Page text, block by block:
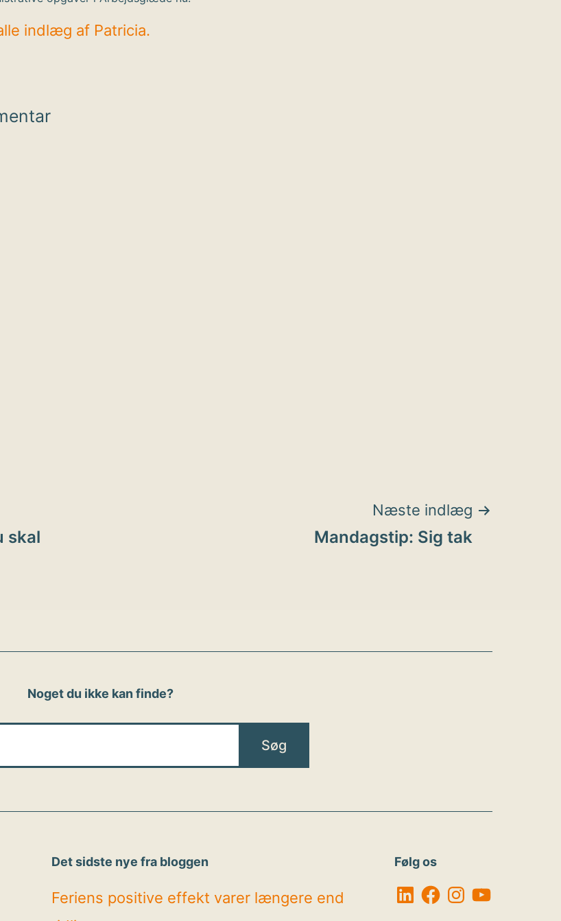
indlæg af Patricia.
skal
Næste indlæg
Mandagstip: Sig tak
Noget du ikke kan finde?
Det sidste nye fra bloggen
Feriens positive effekt varer længere end
Følg os
LinkedIn
Facebook
Instagram
YouTube